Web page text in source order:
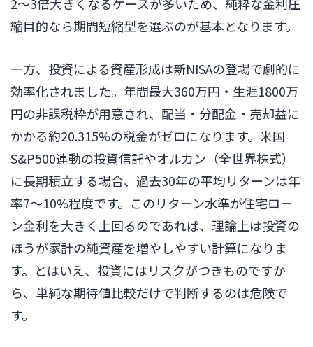
縮目的なら期間短縮型を選ぶのが基本となります。
一方、投資による資産形成は新NISAの登場で劇的に
効率化されました。年間最大360万円・生涯1800万
円の非課税枠が用意され、配当・分配金・売却益に
かかる約20.315%の税金がゼロになります。米国
S&P500連動の投資信託やオルカン（全世界株式）
に長期積立する場合、過去30年の平均リターンは年
率7〜10%程度です。このリターン水準が住宅ロー
ン金利を大きく上回るのであれば、理論上は投資の
ほうが家計の純資産を増やしやすい計算になりま
す。とはいえ、投資にはリスクがつきものですか
ら、単純な期待値比較だけで判断するのは危険で
す。